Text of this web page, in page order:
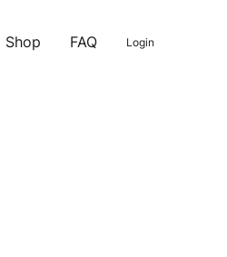
Shop FAQ Login